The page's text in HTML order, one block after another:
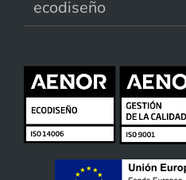
ecodiseño